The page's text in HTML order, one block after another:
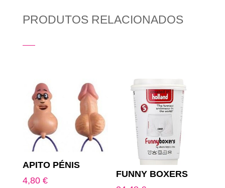
PRODUTOS RELACIONADOS
APITO PÉNIS
4,80 €
FUNNY BOXERS